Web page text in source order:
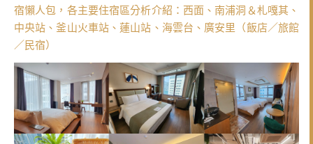
宿懶人包，各主要住宿區分析介紹：西面、南浦洞＆札嘎其、
中央站、釜山火車站、蓮山站、海雲台、廣安里（飯店／旅館
／民宿）